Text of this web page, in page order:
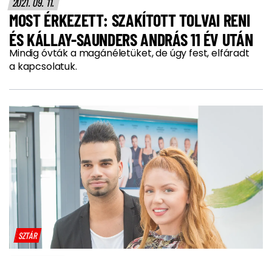
MOST ÉRKEZETT: SZAKÍTOTT TOLVAI RENI
ÉS KÁLLAY-SAUNDERS ANDRÁS 11 ÉV UTÁN
Mindig óvták a magánéletüket, de úgy fest, elfáradt
a kapcsolatuk.
SZTÁR